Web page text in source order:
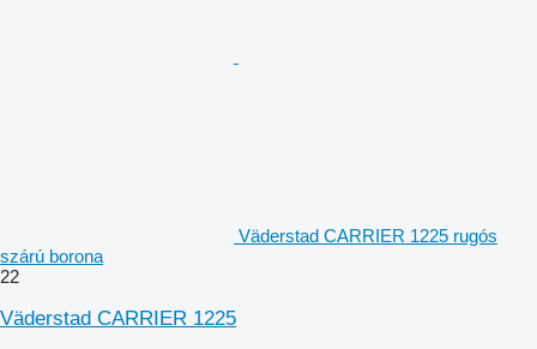
Väderstad CARRIER 1225 rugós
szárú borona
22
Väderstad CARRIER 1225